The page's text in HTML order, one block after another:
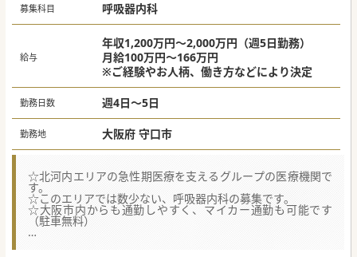
絡が主となるため、実際の緊急出勤はほとんど発生しませ
ん。
募集科目 呼吸器内科
給与
年収1,200万円～2,000万円（週5日勤務）
月給100万円～166万円
※ご経験やお人柄、働き方などにより決定
勤務日数 週4日～5日
勤務地 大阪府 守口市
☆北河内エリアの急性期医療を支えるグループの医療機関で
す。
☆このエリアでは数少ない、呼吸器内科の募集です。
☆大阪市内からも通勤しやすく、マイカー通勤も可能です
（駐車無料）